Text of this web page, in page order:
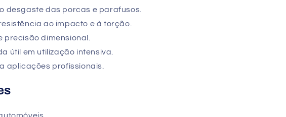
desgaste das porcas e parafusos.
ao impacto e à torção.
precisão dimensional.
útil em utilização intensiva.
aplicações profissionais.